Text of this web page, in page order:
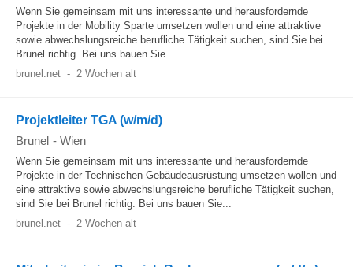
Wenn Sie gemeinsam mit uns interessante und herausfordernde
Projekte in der Mobility Sparte umsetzen wollen und eine attraktive
sowie abwechslungsreiche berufliche Tätigkeit suchen, sind Sie bei
Brunel richtig. Bei uns bauen Sie...
brunel.net - 2 Wochen alt
Projektleiter TGA (w/m/d)
Brunel - Wien
Wenn Sie gemeinsam mit uns interessante und herausfordernde
Projekte in der Technischen Gebäudeausrüstung umsetzen wollen und
eine attraktive sowie abwechslungsreiche berufliche Tätigkeit suchen,
sind Sie bei Brunel richtig. Bei uns bauen Sie...
brunel.net - 2 Wochen alt